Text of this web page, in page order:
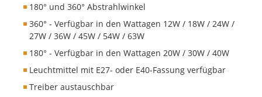
180° und 360° Abstrahlwinkel
360° - Verfügbar in den Wattagen 12W / 18W / 24W /
27W / 36W / 45W / 54W / 63W
180° - Verfügbar in den Wattagen 20W / 30W / 40W
Leuchtmittel mit E27- oder E40-Fassung verfügbar
Treiber austauschbar